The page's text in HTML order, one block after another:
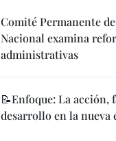
Comité Permanente
Nacional examina
administrativas
📝Enfoque: La acción,
desarrollo en la nueva